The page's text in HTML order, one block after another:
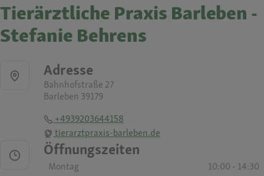
Tierärztliche Praxis Barleben -
Stefanie Behrens
Adresse
Bahnhofstraße 27
Barleben 39179
+4939203644158
tierarztpraxis-barleben.de
Öffnungszeiten
Montag
10:00 - 14:30